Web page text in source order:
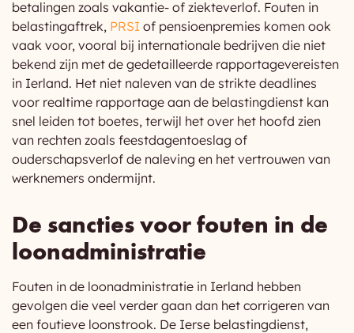
betalingen zoals vakantie- of ziekteverlof. Fouten in
belastingaftrek, PRSI of pensioenpremies komen ook
vaak voor, vooral bij internationale bedrijven die niet
bekend zijn met de gedetailleerde rapportagevereisten
in Ierland. Het niet naleven van de strikte deadlines
voor realtime rapportage aan de belastingdienst kan
snel leiden tot boetes, terwijl het over het hoofd zien
van rechten zoals feestdagentoeslag of
ouderschapsverlof de naleving en het vertrouwen van
werknemers ondermijnt.
De sancties voor fouten in de
loonadministratie
Fouten in de loonadministratie in Ierland hebben
gevolgen die veel verder gaan dan het corrigeren van
een foutieve loonstrook. De Ierse belastingdienst,